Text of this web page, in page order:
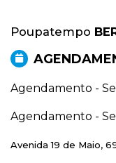
Poupatempo
Agendamento -
Agendamento -
Avenida 19 de Maio,